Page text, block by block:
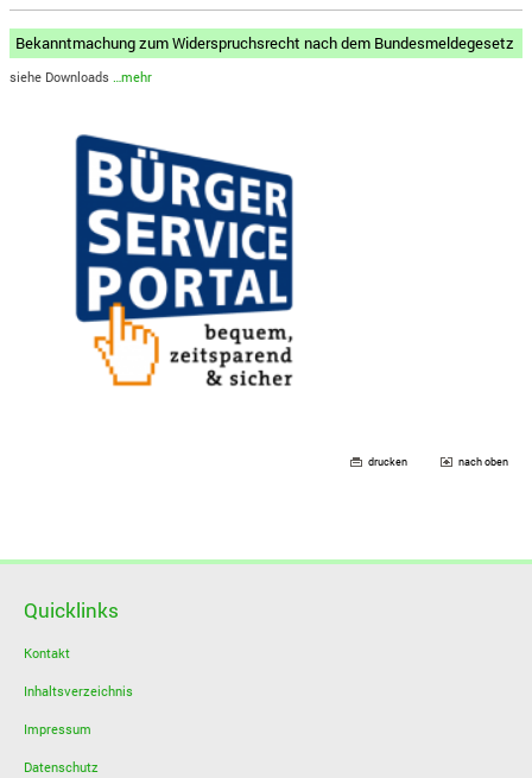
Bekanntmachung zum Widerspruchsrecht nach dem Bundesmeldegesetz
siehe Downloads …mehr
drucken nach oben
Quicklinks
Kontakt
Inhaltsverzeichnis
Impressum
Datenschutz